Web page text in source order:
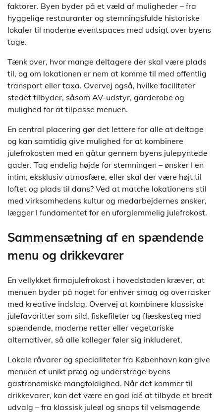
faktorer. Byen byder på et væld af muligheder – fra
hyggelige restauranter og stemningsfulde historiske
lokaler til moderne eventspaces med udsigt over byens
tage.
Tænk over, hvor mange deltagere der skal være plads
til, og om lokationen er nem at komme til med offentlig
transport eller taxa. Overvej også, hvilke faciliteter
stedet tilbyder, såsom AV-udstyr, garderobe og
mulighed for at tilpasse menuen.
En central placering gør det lettere for alle at deltage
og kan samtidig give mulighed for at kombinere
julefrokosten med en gåtur gennem byens julepyntede
gader. Tag endelig højde for stemningen – ønsker I en
intim, eksklusiv atmosfære, eller skal der være højt til
loftet og plads til dans? Ved at matche lokationens stil
med virksomhedens kultur og medarbejdernes ønsker,
lægger I fundamentet for en uforglemmelig julefrokost.
Sammensætning af en spændende
menu og drikkevarer
En vellykket firmajulefrokost i hovedstaden kræver, at
menuen byder på noget for enhver smag og overrasker
med kreative indslag. Overvej at kombinere klassiske
julefavoritter som sild, fiskefileter og flæskesteg med
spændende, moderne retter eller vegetariske
alternativer, så alle kolleger føler sig inkluderet.
Lokale råvarer og specialiteter fra København kan give
menuen et unikt præg og understrege byens
gastronomiske mangfoldighed. Når det kommer til
drikkevarer, kan det være en god idé at tilbyde et bredt
udvalg – fra klassisk juleøl og snaps til velsmagende